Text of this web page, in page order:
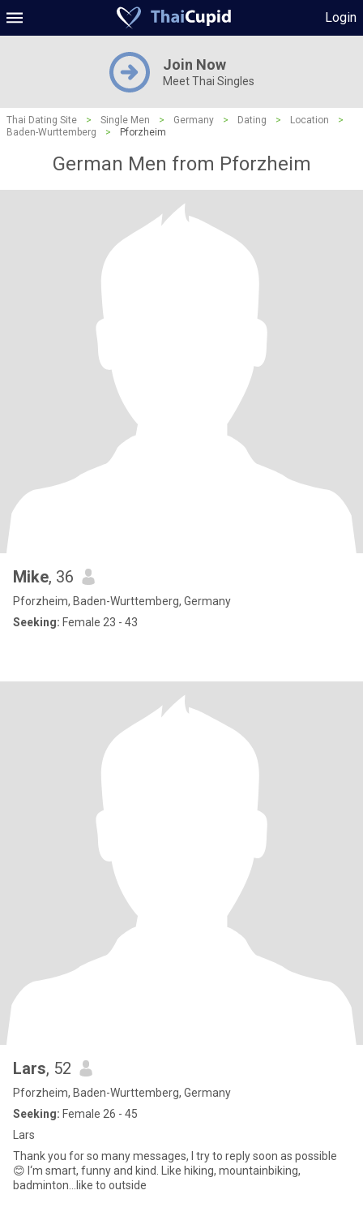
Login
Join Now
Meet Thai Singles
Thai Dating Site > Single Men > Germany > Dating > Location
>
Baden-Wurttemberg
> Pforzheim
German Men from Pforzheim
Mike, 36
Pforzheim, Baden-Wurttemberg, Germany
Seeking: Female 23 - 43
Lars, 52
Pforzheim, Baden-Wurttemberg, Germany
Seeking: Female 26 - 45
Lars
Thank you for so many messages, I try to reply soon as possible
😊 I‘m smart, funny and kind. Like hiking, mountainbiking,
badminton…like to outside